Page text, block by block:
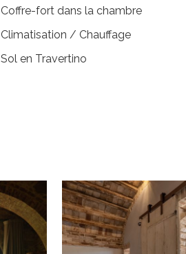
Coffre-fort dans la chambre
Climatisation / Chauffage
Sol en Travertino